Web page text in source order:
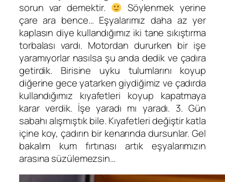
sorun var demektir.
Söylenmek yerine
çare ara bence… Eşyalarımız daha az yer
kaplasın diye kullandığımız iki tane sıkıştırma
torbalası vardı. Motordan dururken bir işe
yaramıyorlar nasılsa şu anda dedik ve çadıra
getirdik. Birisine uyku tulumlarını koyup
diğerine gece yatarken giydiğimiz ve çadırda
kullandığımız kıyafetleri koyup kapatmaya
karar verdik. İşe yaradı mı yaradı. 3. Gün
sabahı alışmıştık bile. Kıyafetleri değiştir katla
içine koy, çadırın bir kenarında dursunlar. Gel
bakalım kum fırtınası artık eşyalarımızın
arasına süzülemezsin…